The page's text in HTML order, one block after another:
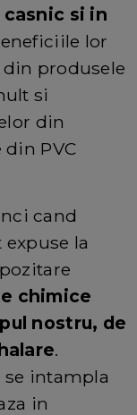
si in
lor
produsele
si
din
PVC
cand
la
chimice
nostru, de
.
intampla
in